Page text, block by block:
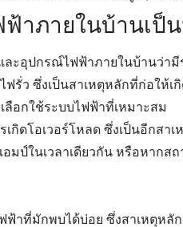
าภายในบ้านเป็น
ละอุปกรณ์ไฟฟ้าภายในบ้านว่า
ฟรั่ว ซึ่งเป็นสาเหตุหลักที่ก่อให้เ
ลือกใช้ระบบไฟฟ้าที่เหมาะสม
กิดโอเวอร์โหลด ซึ่งเป็นอีกส
มป์ในเวลาเดียวกัน หรือหากส
าที่มักพบได้บ่อย ซึ่งสาเหตุหลั